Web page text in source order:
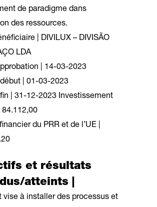
de paradigme dans
des ressources.
| DIVILUX – DIVISÃO
LDA
| 14-03-2023
| 01-03-2023
| 31-12-2023 Investissement
du PRR et de l’UE |
et résultats
atteints |
vise à installer des processus et